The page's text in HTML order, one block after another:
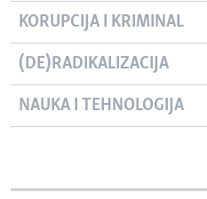
KORUPCIJA I KRIMINAL
(DE)RADIKALIZACIJA
NAUKA I TEHNOLOGIJA